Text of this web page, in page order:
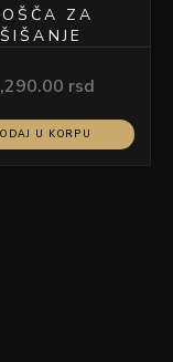
ZA
ŠIŠANJE
rsd
U KORPU